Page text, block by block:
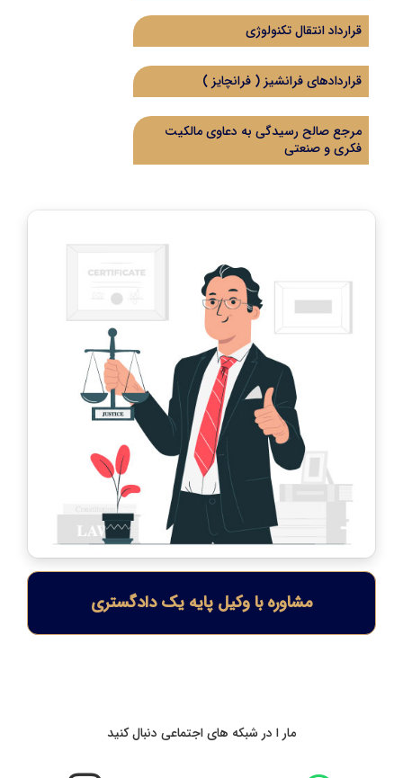
قرارداد انتقال تکنولوژی
قراردادهای فرانشیز ( فرانچایز )
مرجع صالح رسیدگی به دعاوی مالکیت
فکری و صنعتی
مشاوره با وکیل پایه یک دادگستری
مار ا در شبکه های اجتماعی دنبال کنید